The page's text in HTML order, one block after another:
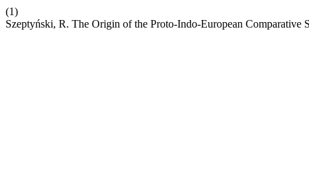
(1)
Szeptyński, R. The Origin of the Proto-Indo-European